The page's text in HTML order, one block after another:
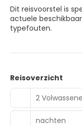
Dit reisvoorstel is
actuele
typefouten.
Reisoverzicht
2
nachten